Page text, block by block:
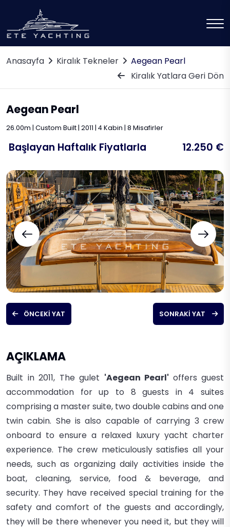
Anasayfa Kiralık Tekneler
Aegean Pearl
Kiralık Yatlara Geri Dön
Aegean Pearl
26.00m | Custom Built | 2011 | 4 Kabin | 8 Misafirler
Başlayan Haftalık Fiyatlarla 12.250 €
ÖNCEKI YAT SONRAKI YAT
AÇIKLAMA
Built in 2011, The gulet 'Aegean Pearl' offers guest
accommodation for up to 8 guests in 4 suites
comprising a master suite, two double cabins and one
twin cabin. She is also capable of carrying 3 crew
onboard to ensure a relaxed luxury yacht charter
experience. The crew meticulously satisfies all your
needs, such as organizing daily activities inside the
boat, cleaning, service, food & beverage, and
security. They have received special training for the
safety and comfort of the guests and accordingly,
they will be there whenever you need it, but they will